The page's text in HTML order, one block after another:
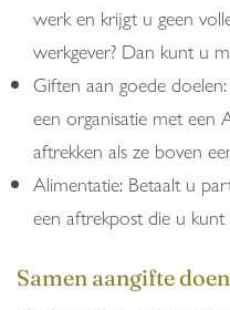
werk en krijgt u geen
werkgever? Dan kunt u
Giften aan goede
een organisatie met een
aftrekken als ze boven
Alimentatie: Betaalt u
een aftrekpost die u
Samen aangifte